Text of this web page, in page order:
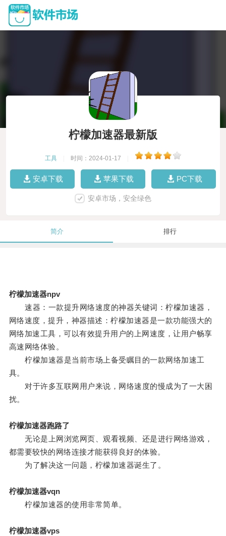
柠檬加速器最新版
工具 时间：2024-01-17
安卓下载 苹果下载 PC下载
安卓市场，安全绿色
简介 排行
柠檬加速器npv
速器：一款提升网络速度的神器关键词：柠檬加速器，
网络速度，提升，神器描述：柠檬加速器是一款功能强大的
网络加速工具，可以有效提升用户的上网速度，让用户畅享
高速网络体验。
柠檬加速器是当前市场上备受瞩目的一款网络加速工
具。
对于许多互联网用户来说，网络速度的慢成为了一大困
扰。
柠檬加速器跑路了
无论是上网浏览网页、观看视频、还是进行网络游戏，
都需要较快的网络连接才能获得良好的体验。
为了解决这一问题，柠檬加速器诞生了。
柠檬加速器vqn
柠檬加速器的使用非常简单。
柠檬加速器vps